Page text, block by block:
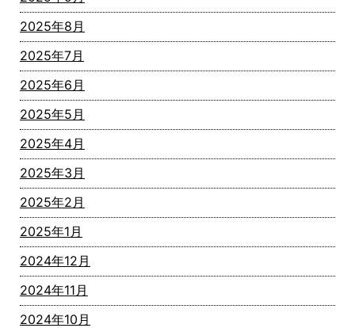
2025年8月
2025年7月
2025年6月
2025年5月
2025年4月
2025年3月
2025年2月
2025年1月
2024年12月
2024年11月
2024年10月